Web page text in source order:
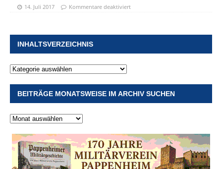
14. Juli 2017 Kommentare deaktiviert
INHALTSVERZEICHNIS
BEITRÄGE MONATSWEISE IM ARCHIV SUCHEN